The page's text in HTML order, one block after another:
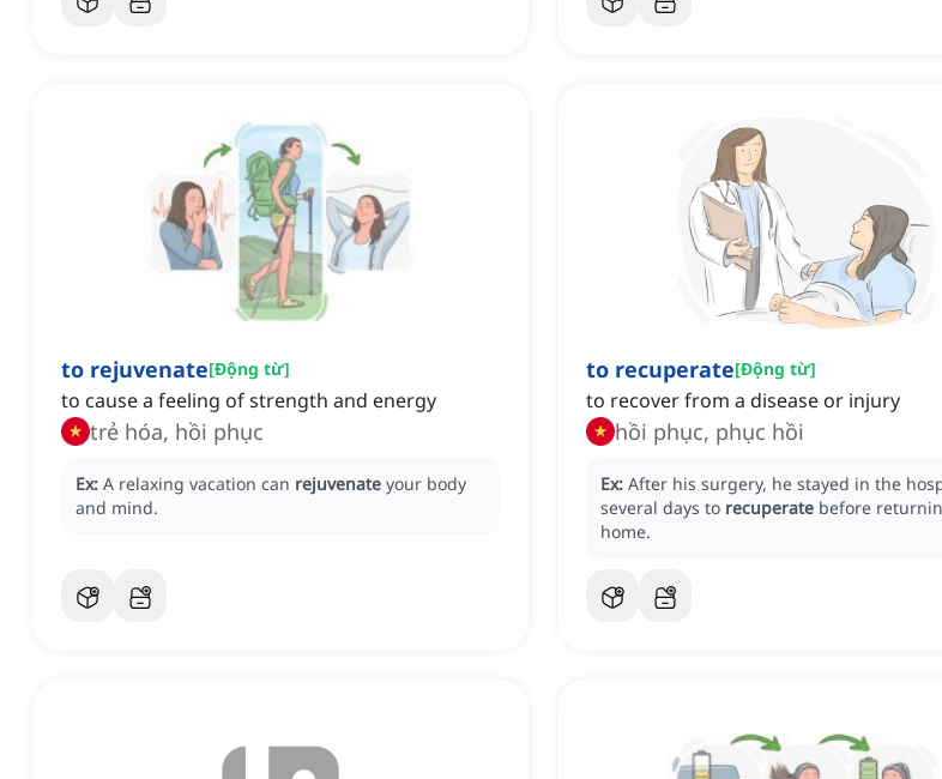
to rejuvenate[Động từ]
to cause a feeling of strength and energy
trẻ hóa, hồi phục
Ex: A relaxing vacation can rejuvenate your body
and mind.
to recuperate[Động từ]
to recover from a disease or injury
hồi phục, phục hồi
Ex: After his surgery, he stayed in the
several days to recuperate before
home.